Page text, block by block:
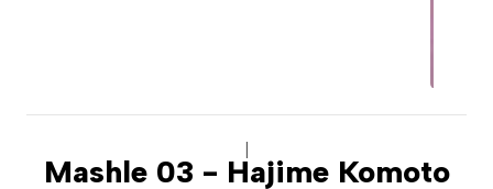
Mashle 03 - Hajime Komoto